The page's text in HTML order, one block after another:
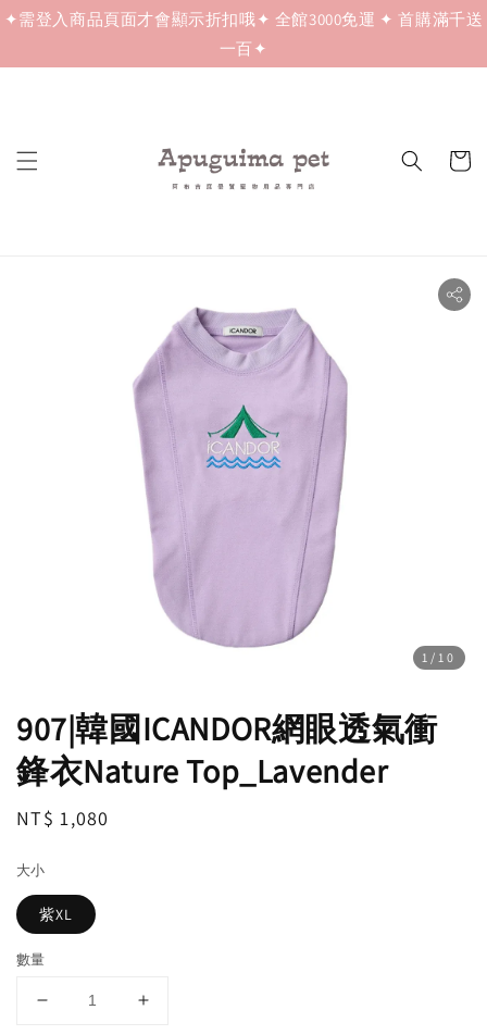
✦需登入商品頁面才會顯示折扣哦✦ 全館3000免運 ✦ 首購滿千送
一百✦
1 /10
907|韓國ICANDOR網眼透氣衝
鋒衣Nature Top_Lavender
Regular
NT$ 1,080
大小
紫XL
數量